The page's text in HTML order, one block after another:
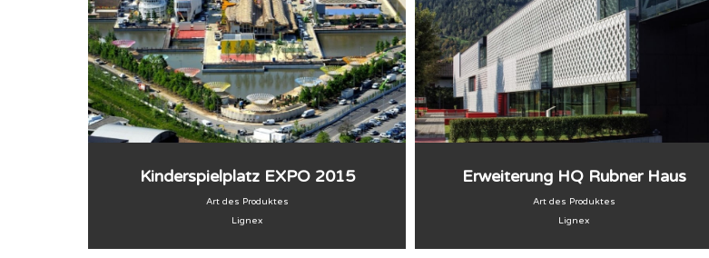
Kinderspielplatz EXPO 2015
Art des Produktes
Lignex
Erweiterung HQ Rubner Haus
Art des Produktes
Lignex